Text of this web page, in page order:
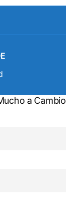
a Cambio